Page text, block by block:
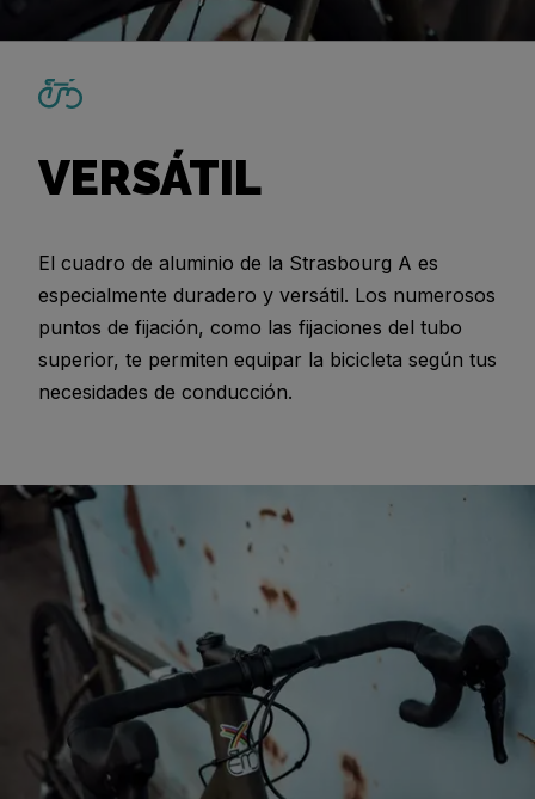
VERSÁTIL
El cuadro de aluminio de la Strasbourg A es
especialmente duradero y versátil. Los numerosos
puntos de fijación, como las fijaciones del tubo
superior, te permiten equipar la bicicleta según tus
necesidades de conducción.